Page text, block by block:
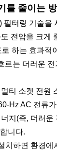
를 줄이는
필터링 기술을
전압을 크게
하는 효과적
르는 더러운
티 소켓 전원
Hz AC 전류
지(즉, 더러운
니다.
치하면 환경